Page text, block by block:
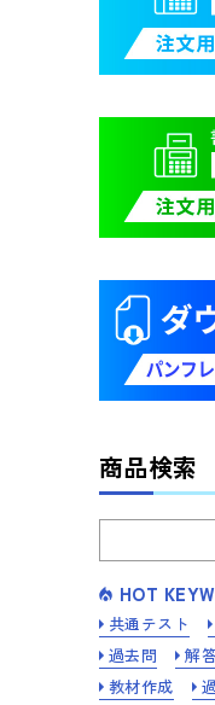
商品検索
HOT
共通テスト
過去問
解
教材作成